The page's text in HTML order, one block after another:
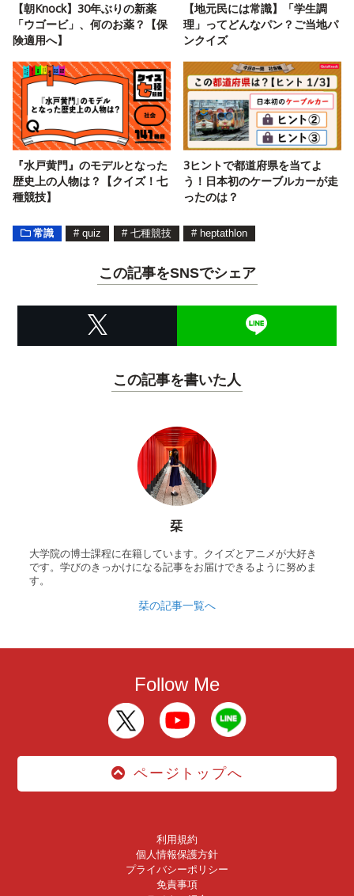
【朝Knock】30年ぶりの新薬
「ウゴービ」、何のお薬？【保
険適用へ】
【地元民には常識】「学生調
理」ってどんなパン？ご当地パ
ンクイズ
『水戸黄門』のモデルとなった
歴史上の人物は？【クイズ！七
種競技】
3ヒントで都道府県を当てよ
う！日本初のケーブルカーが走
ったのは？
常識 # quiz # 七種競技 # heptathlon
この記事をSNSでシェア
この記事を書いた人
栞
大学院の博士課程に在籍しています。クイズとアニメが大好き
です。学びのきっかけになる記事をお届けできるように努めま
す。
栞の記事一覧へ
Follow Me
ページトップへ
利用規約
個人情報保護方針
プライバシーポリシー
免責事項